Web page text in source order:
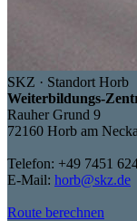
SKZ · Standort Horb
Weiterbildungs-
Rauher Grund 9
72160 Horb am
Telefon: +49 7451
E-Mail: horb@skz.de
Route berechnen